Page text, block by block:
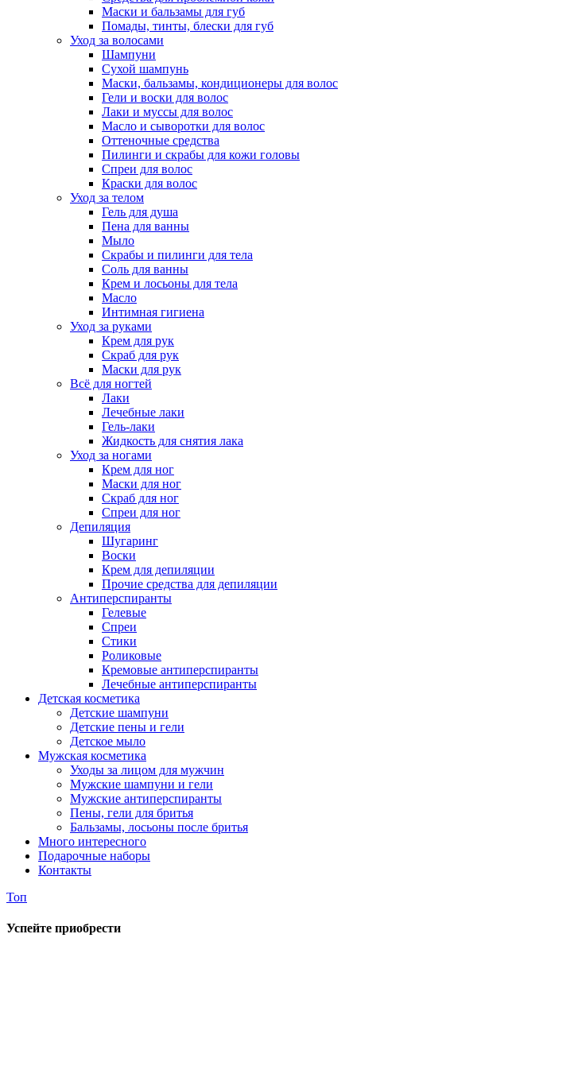
Маски и бальзамы для губ
Помады, тинты, блески для губ
Уход за волосами
Шампуни
Сухой шампунь
Маски, бальзамы, кондиционеры для волос
Гели и воски для волос
Лаки и муссы для волос
Масло и сыворотки для волос
Оттеночные средства
Пилинги и скрабы для кожи головы
Спреи для волос
Краски для волос
Уход за телом
Гель для душа
Пена для ванны
Мыло
Скрабы и пилинги для тела
Соль для ванны
Крем и лосьоны для тела
Масло
Интимная гигиена
Уход за руками
Крем для рук
Скраб для рук
Маски для рук
Всё для ногтей
Лаки
Лечебные лаки
Гель-лаки
Жидкость для снятия лака
Уход за ногами
Крем для ног
Маски для ног
Скраб для ног
Спреи для ног
Депиляция
Шугаринг
Воски
Крем для депиляции
Прочие средства для депиляции
Антиперспиранты
Гелевые
Спреи
Стики
Роликовые
Кремовые антиперспиранты
Лечебные антиперспиранты
Детская косметика
Детские шампуни
Детские пены и гели
Детское мыло
Мужская косметика
Уходы за лицом для мужчин
Мужские шампуни и гели
Мужские антиперспиранты
Пены, гели для бритья
Бальзамы, лосьоны после бритья
Много интересного
Подарочные наборы
Контакты
Топ
Успейте приобрести